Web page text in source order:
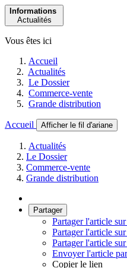
Informations
Actualités
Vous êtes ici
Accueil
Actualités
Le Dossier
Commerce-vente
Grande distribution
Accueil Afficher le fil d'ariane
Actualités
Le Dossier
Commerce-vente
Grande distribution
Partager
Partager l'article
Partager l'article
Partager l'article
Envoyer l'article
Copier le lien